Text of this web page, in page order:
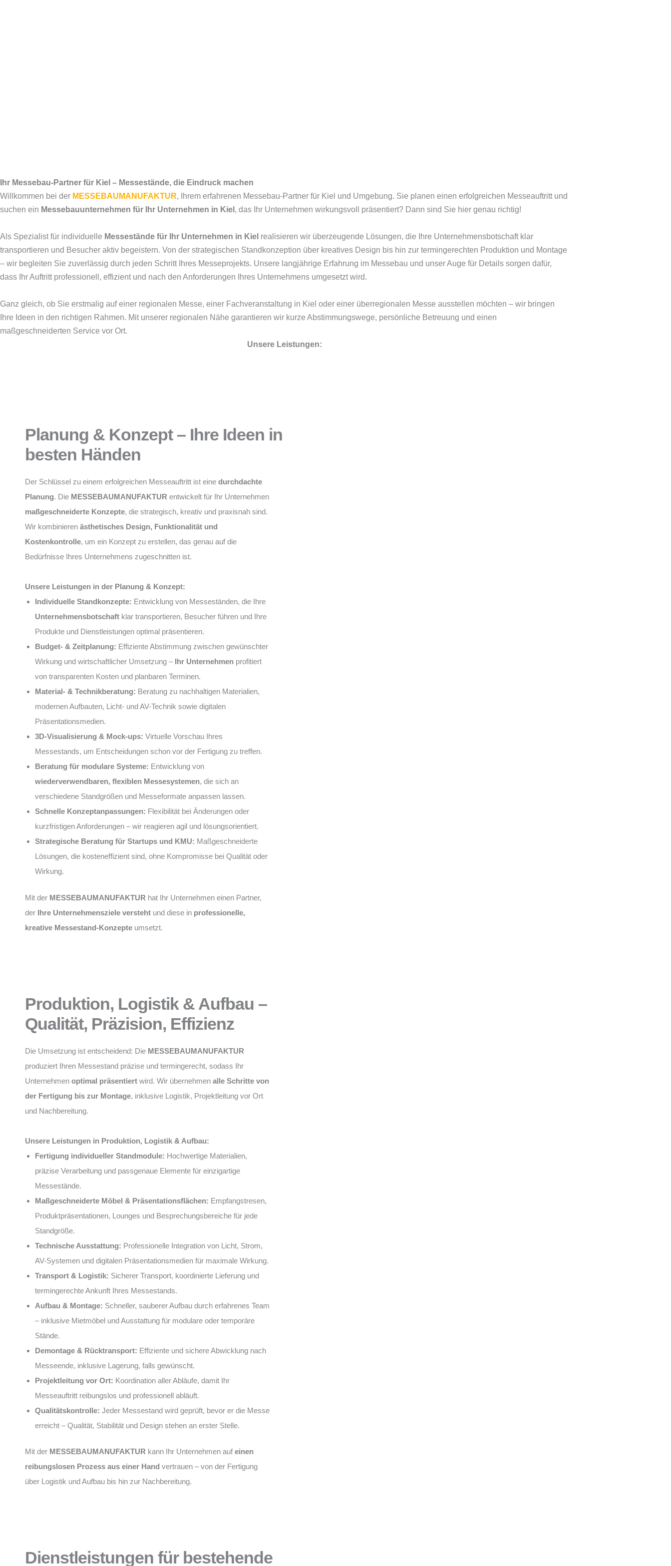
Ihr Messebau-Partner für Kiel – Messestände, die Eindruck machen
Willkommen bei der MESSEBAUMANUFAKTUR, Ihrem erfahrenen Messebau-Partner für Kiel und Umgebung. Sie planen einen erfolgreichen Messeauftritt und
suchen ein Messebauunternehmen für Ihr Unternehmen in Kiel , das Ihr Unternehmen wirkungsvoll präsentiert? Dann sind Sie hier genau richtig!
Als Spezialist für individuelle Messestände für Ihr Unternehmen in Kiel realisieren wir überzeugende Lösungen, die Ihre Unternehmensbotschaft klar
transportieren und Besucher aktiv begeistern. Von der strategischen Standkonzeption über kreatives Design bis hin zur termingerechten Produktion und Montage
– wir begleiten Sie zuverlässig durch jeden Schritt Ihres Messeprojekts. Unsere langjährige Erfahrung im Messebau und unser Auge für Details sorgen dafür,
dass Ihr Auftritt professionell, effizient und nach den Anforderungen Ihres Unternehmens umgesetzt wird.
Ganz gleich, ob Sie erstmalig auf einer regionalen Messe, einer Fachveranstaltung in Kiel oder einer überregionalen Messe ausstellen möchten – wir bringen
Ihre Ideen in den richtigen Rahmen. Mit unserer regionalen Nähe garantieren wir kurze Abstimmungswege, persönliche Betreuung und einen
maßgeschneiderten Service vor Ort.
Unsere Leistungen:
Planung & Konzept – Ihre Ideen in
besten Händen
Der Schlüssel zu einem erfolgreichen Messeauftritt ist eine durchdachte
Planung. Die MESSEBAUMANUFAKTUR entwickelt für Ihr Unternehmen
maßgeschneiderte Konzepte, die strategisch, kreativ und praxisnah sind.
Wir kombinieren ästhetisches Design, Funktionalität und
Kostenkontrolle, um ein Konzept zu erstellen, das genau auf die
Bedürfnisse Ihres Unternehmens zugeschnitten ist.
Unsere Leistungen in der Planung & Konzept:
Individuelle Standkonzepte: Entwicklung von Messeständen, die Ihre
Unternehmensbotschaft klar transportieren, Besucher führen und Ihre
Produkte und Dienstleistungen optimal präsentieren.
Budget- & Zeitplanung: Effiziente Abstimmung zwischen gewünschter
Wirkung und wirtschaftlicher Umsetzung – Ihr Unternehmen profitiert
von transparenten Kosten und planbaren Terminen.
Material- & Technikberatung: Beratung zu nachhaltigen Materialien,
modernen Aufbauten, Licht- und AV-Technik sowie digitalen
Präsentationsmedien.
3D-Visualisierung & Mock-ups: Virtuelle Vorschau Ihres
Messestands, um Entscheidungen schon vor der Fertigung zu treffen.
Beratung für modulare Systeme: Entwicklung von
wiederverwendbaren, flexiblen Messesystemen, die sich an
verschiedene Standgrößen und Messeformate anpassen lassen.
Schnelle Konzeptanpassungen: Flexibilität bei Änderungen oder
kurzfristigen Anforderungen – wir reagieren agil und lösungsorientiert.
Strategische Beratung für Startups und KMU: Maßgeschneiderte
Lösungen, die kosteneffizient sind, ohne Kompromisse bei Qualität oder
Wirkung.
Mit der MESSEBAUMANUFAKTUR hat Ihr Unternehmen einen Partner,
der Ihre Unternehmensziele versteht und diese in professionelle,
kreative Messestand-Konzepte umsetzt.
Produktion, Logistik & Aufbau –
Qualität, Präzision, Effizienz
Die Umsetzung ist entscheidend: Die MESSEBAUMANUFAKTUR
produziert Ihren Messestand präzise und termingerecht, sodass Ihr
Unternehmen optimal präsentiert wird. Wir übernehmen alle Schritte von
der Fertigung bis zur Montage, inklusive Logistik, Projektleitung vor Ort
und Nachbereitung.
Unsere Leistungen in Produktion, Logistik & Aufbau:
Fertigung individueller Standmodule: Hochwertige Materialien,
präzise Verarbeitung und passgenaue Elemente für einzigartige
Messestände.
Maßgeschneiderte Möbel & Präsentationsflächen: Empfangstresen,
Produktpräsentationen, Lounges und Besprechungsbereiche für jede
Standgröße.
Technische Ausstattung: Professionelle Integration von Licht, Strom,
AV-Systemen und digitalen Präsentationsmedien für maximale Wirkung.
Transport & Logistik: Sicherer Transport, koordinierte Lieferung und
termingerechte Ankunft Ihres Messestands.
Aufbau & Montage: Schneller, sauberer Aufbau durch erfahrenes Team
– inklusive Mietmöbel und Ausstattung für modulare oder temporäre
Stände.
Demontage & Rücktransport: Effiziente und sichere Abwicklung nach
Messeende, inklusive Lagerung, falls gewünscht.
Projektleitung vor Ort: Koordination aller Abläufe, damit Ihr
Messeauftritt reibungslos und professionell abläuft.
Qualitätskontrolle: Jeder Messestand wird geprüft, bevor er die Messe
erreicht – Qualität, Stabilität und Design stehen an erster Stelle.
Mit der MESSEBAUMANUFAKTUR kann Ihr Unternehmen auf einen
reibungslosen Prozess aus einer Hand vertrauen – von der Fertigung
über Logistik und Aufbau bis hin zur Nachbereitung.
Dienstleistungen für bestehende